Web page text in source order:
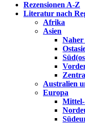
Rezensionen A-Z
Literatur nach
Afrika
Asien
Naher
Australien
Europa
Mittel-